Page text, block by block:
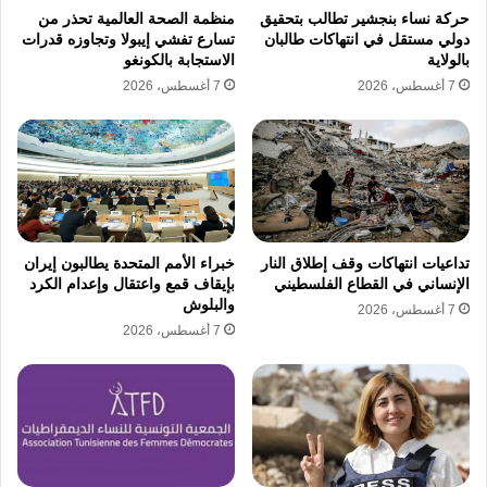
جوانب شخصية بهدف تشويه صورتها وإبعاد النقاش
عن القضية الأساسية التي تناضل من أجلها. وترى
تهدف إلى إبعاد النساء عن مواقع التأثير وصناعة
القرار السياسي، لافتة إلى أن استهداف ناشطة
واحدة يحمل رسالة ترهيب لبقية النساء ودفعهن
للتردد في الانخراط بالعمل العام خوفاً على
سمعتهن من هذه الهجمات.
سوسن زكزك ركزت على مسيرتها النضالية
والقضايا التي تدافع عنها، بدلاً من الانجرار إلى الرد
على حملات التشهير. وأكدت ابتسام مسعود أهمية
حركة نساء بنجشير تطالب بتحقيق
دولي مستقل في انتهاكات طالبان
بالولاية
7 أغسطس، 2026
منظمة الصحة العالمية تحذر من
تسارع تفشي إيبولا وتجاوزه قدرات
الاستجابة بالكونغو
7 أغسطس، 2026
تداعيات انتهاكات وقف إطلاق النار
الإنساني في القطاع الفلسطيني
7 أغسطس، 2026
خبراء الأمم المتحدة يطالبون إيران
بإيقاف قمع واعتقال وإعدام الكرد
والبلوش
7 أغسطس، 2026